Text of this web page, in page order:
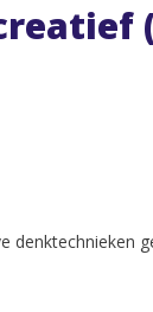
denktechnieken